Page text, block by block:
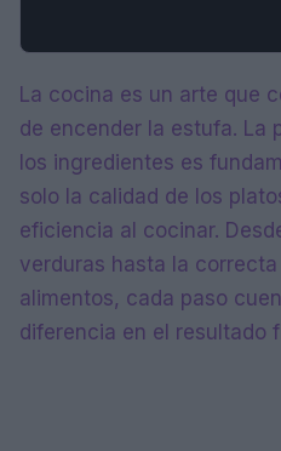
La cocina es un arte que
de encender la estufa. La
los ingredientes es
solo la calidad de los
eficiencia al cocinar.
verduras hasta la
alimentos, cada paso
diferencia en el resultado